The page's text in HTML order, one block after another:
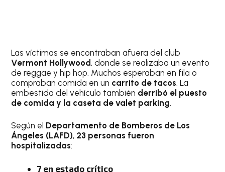
Las víctimas se encontraban afuera del club
Vermont Hollywood, donde se realizaba un evento
de reggae y hip hop. Muchos esperaban en fila o
compraban comida en un carrito de tacos. La
embestida del vehículo también derribó el puesto
de comida y la caseta de valet parking.
Según el Departamento de Bomberos de Los
Ángeles (LAFD), 23 personas fueron
hospitalizadas:
7 en estado crítico